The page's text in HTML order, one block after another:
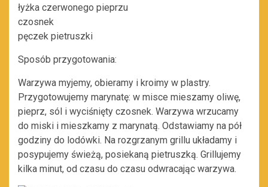
łyżka czerwonego pieprzu
czosnek
pęczek pietruszki
Sposób przygotowania:
Warzywa myjemy, obieramy i kroimy w plastry.
Przygotowujemy marynatę: w misce mieszamy oliwę,
pieprz, sól i wyciśnięty czosnek. Warzywa wrzucamy
do miski i mieszkamy z marynatą. Odstawiamy na pół
godziny do lodówki. Na rozgrzanym grillu układamy i
posypujemy świeżą, posiekaną pietruszką. Grillujemy
kilka minut, od czasu do czasu odwracając warzywa.